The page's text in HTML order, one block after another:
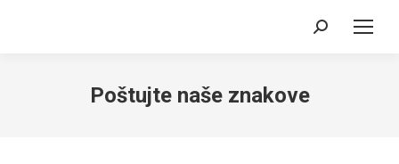
Search:
Poštujte naše znakove